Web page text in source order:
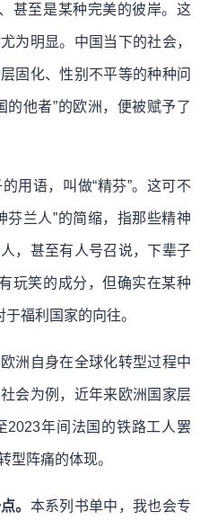
甚至是某种完美的彼岸。这
为明显。中国当下的社会，
固化、性别不平等的种种问
的他者”的欧洲，便被赋予了
用语，叫做“精芬”。这可不
芬兰人”的简缩，指那些精神
，甚至有人号召说，下辈子
玩笑的成分，但确实在某种
福利国家的向往。
洲自身在全球化转型过程中
会为例，近年来欧洲国家层
2023年间法国的铁路工人罢
型阵痛的体现。
。 本系列书单中，我也会专